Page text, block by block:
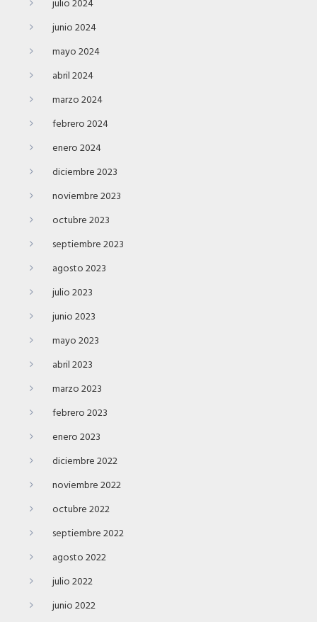
julio 2024
junio 2024
mayo 2024
abril 2024
marzo 2024
febrero 2024
enero 2024
diciembre 2023
noviembre 2023
octubre 2023
septiembre 2023
agosto 2023
julio 2023
junio 2023
mayo 2023
abril 2023
marzo 2023
febrero 2023
enero 2023
diciembre 2022
noviembre 2022
octubre 2022
septiembre 2022
agosto 2022
julio 2022
junio 2022